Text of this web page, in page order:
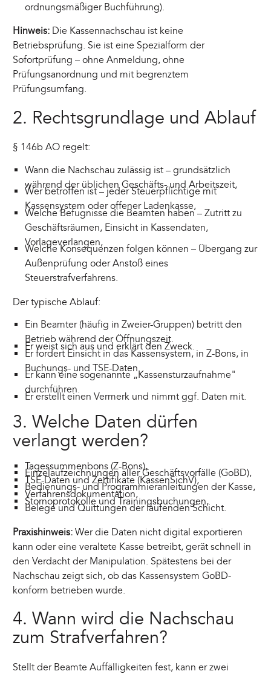
ordnungsmäßiger Buchführung).
Hinweis: Die Kassennachschau ist keine
Betriebsprüfung. Sie ist eine Spezialform der
Sofortprüfung – ohne Anmeldung, ohne
Prüfungsanordnung und mit begrenztem
Prüfungsumfang.
2. Rechtsgrundlage und Ablauf
§ 146b AO regelt:
Wann die Nachschau zulässig ist – grundsätzlich
während der üblichen Geschäfts- und Arbeitszeit,
Wer betroffen ist – jeder Steuerpflichtige mit
Kassensystem oder offener Ladenkasse,
Welche Befugnisse die Beamten haben – Zutritt zu
Geschäftsräumen, Einsicht in Kassendaten,
Vorlageverlangen,
Welche Konsequenzen folgen können – Übergang zur
Außenprüfung oder Anstoß eines
Steuerstrafverfahrens.
Der typische Ablauf:
Ein Beamter (häufig in Zweier-Gruppen) betritt den
Betrieb während der Öffnungszeit.
Er weist sich aus und erklärt den Zweck.
Er fordert Einsicht in das Kassensystem, in Z-Bons, in
Buchungs- und TSE-Daten.
Er kann eine sogenannte „Kassensturzaufnahme"
durchführen.
Er erstellt einen Vermerk und nimmt ggf. Daten mit.
3. Welche Daten dürfen
verlangt werden?
Tagessummenbons (Z-Bons),
Einzelaufzeichnungen aller Geschäftsvorfälle (GoBD),
TSE-Daten und Zertifikate (KassenSichV),
Bedienungs- und Programmieranleitungen der Kasse,
Verfahrensdokumentation,
Stornoprotokolle und Trainingsbuchungen,
Belege und Quittungen der laufenden Schicht.
Praxishinweis: Wer die Daten nicht digital exportieren
kann oder eine veraltete Kasse betreibt, gerät schnell in
den Verdacht der Manipulation. Spätestens bei der
Nachschau zeigt sich, ob das Kassensystem GoBD-
konform betrieben wurde.
4. Wann wird die Nachschau
zum Strafverfahren?
Stellt der Beamte Auffälligkeiten fest, kann er zwei